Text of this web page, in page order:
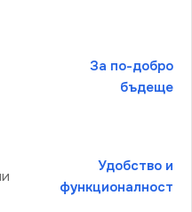
За по-добро
бъдеще
Удобство и
функционалност